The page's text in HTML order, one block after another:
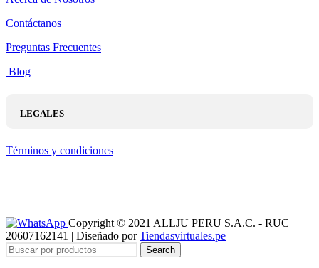
Contáctanos
Preguntas Frecuentes
Blog
LEGALES
Términos y condiciones
Copyright © 2021 ALLJU PERU S.A.C. - RUC
20607162141 | Diseñado porTiendasvirtuales.pe
Search